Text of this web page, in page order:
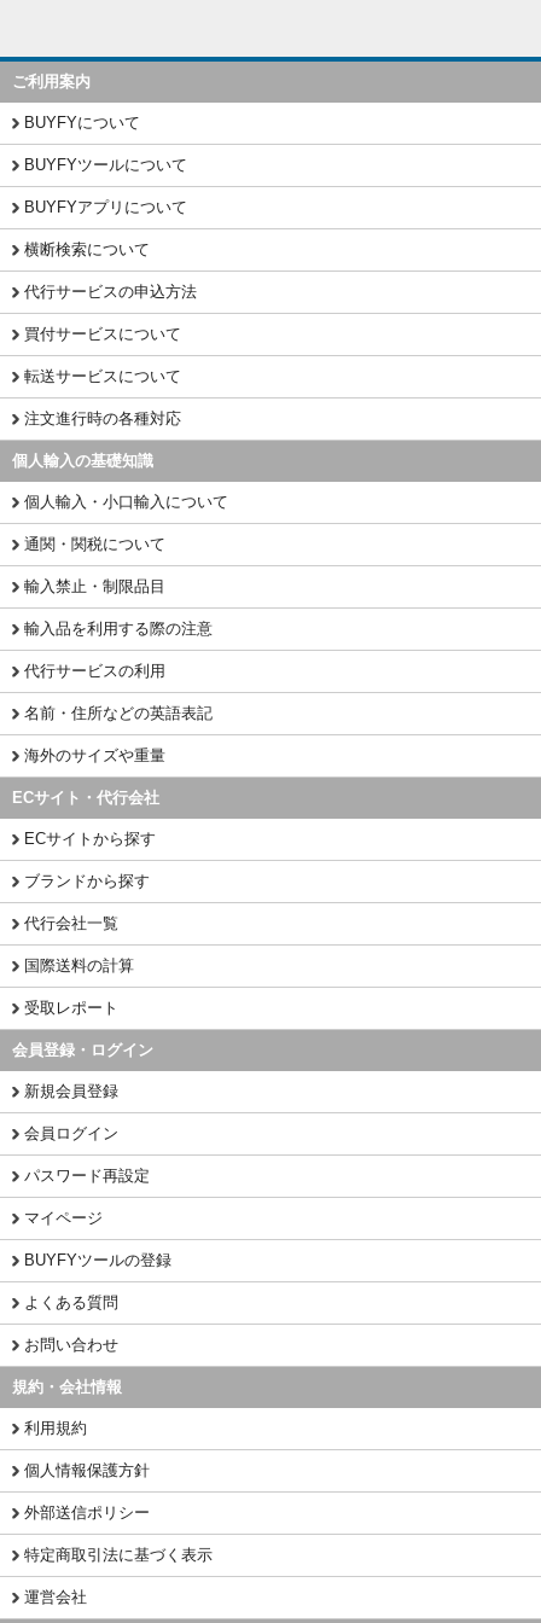
ご利用案内
BUYFYについて
BUYFYツールについて
BUYFYアプリについて
横断検索について
代行サービスの申込方法
買付サービスについて
転送サービスについて
注文進行時の各種対応
個人輸入の基礎知識
個人輸入・小口輸入について
通関・関税について
輸入禁止・制限品目
輸入品を利用する際の注意
代行サービスの利用
名前・住所などの英語表記
海外のサイズや重量
ECサイト・代行会社
ECサイトから探す
ブランドから探す
代行会社一覧
国際送料の計算
受取レポート
会員登録・ログイン
新規会員登録
会員ログイン
パスワード再設定
マイページ
BUYFYツールの登録
よくある質問
お問い合わせ
規約・会社情報
利用規約
個人情報保護方針
外部送信ポリシー
特定商取引法に基づく表示
運営会社